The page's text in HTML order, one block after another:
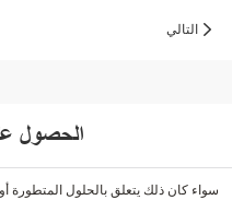
التالي
الحصول
سواء كان ذلك يتعلق بالحلول المتطورة